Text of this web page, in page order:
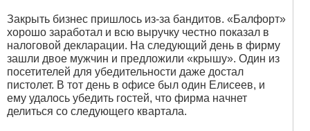
Закрыть бизнес пришлось из-за бандитов. «Балфорт»
хорошо заработал и всю выручку честно показал в
налоговой декларации. На следующий день в фирму
зашли двое мужчин и предложили «крышу». Один из
посетителей для убедительности даже достал
пистолет. В тот день в офисе был один Елисеев, и
ему удалось убедить гостей, что фирма начнет
делиться со следующего квартала.